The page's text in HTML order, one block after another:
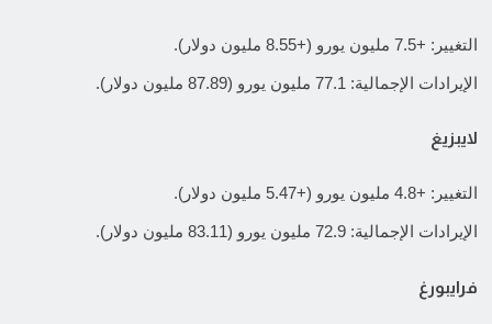
التغيير: +7.5 مليون يورو (+8.55 مليون دولار).
الإيرادات الإجمالية: 77.1 مليون يورو (87.89 مليون دولار).
لايبزيغ
التغيير: +4.8 مليون يورو (+5.47 مليون دولار).
الإيرادات الإجمالية: 72.9 مليون يورو (83.11 مليون دولار).
فرايبورغ